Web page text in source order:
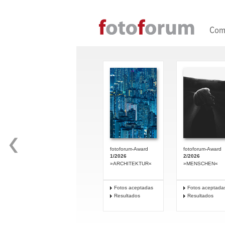
fotoforum-Award
1/2026
»ARCHITEKTUR«
Fotos aceptadas
Resultados
fotoforum-Award
2/2026
»MENSCHEN«
Fotos
Resultados